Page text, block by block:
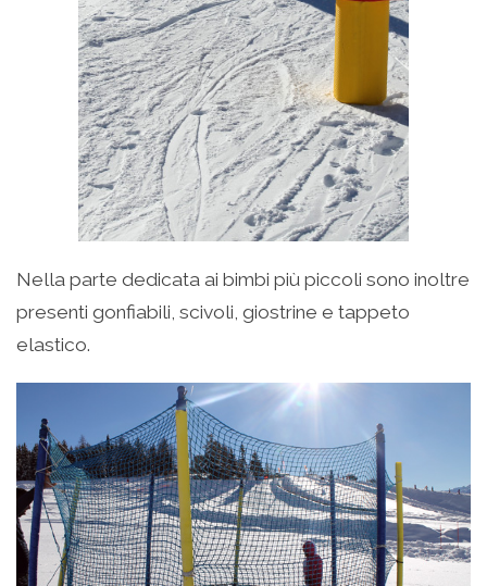
Nella parte dedicata ai bimbi più piccoli sono inoltre
presenti gonfiabili, scivoli, giostrine e tappeto
elastico.